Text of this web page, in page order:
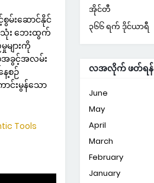
မ်းဆောင်နိုင်
သုံး ဘေးထွက်
များကို
အခွင့်အလမ်း
စဉ်
ာင်းမွန်သော
Tools
အိုင်တီ
၃၆၆ ရက် ဒိုင်ယာရီ
လအလိုက် ဖတ်ရန်
June
May
April
March
February
January